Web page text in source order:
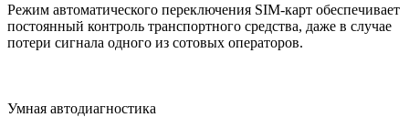
Режим автоматического переключения SIM-карт обеспечивает
постоянный контроль транспортного средства, даже в случае
потери сигнала одного из сотовых операторов.
Умная автодиагностика